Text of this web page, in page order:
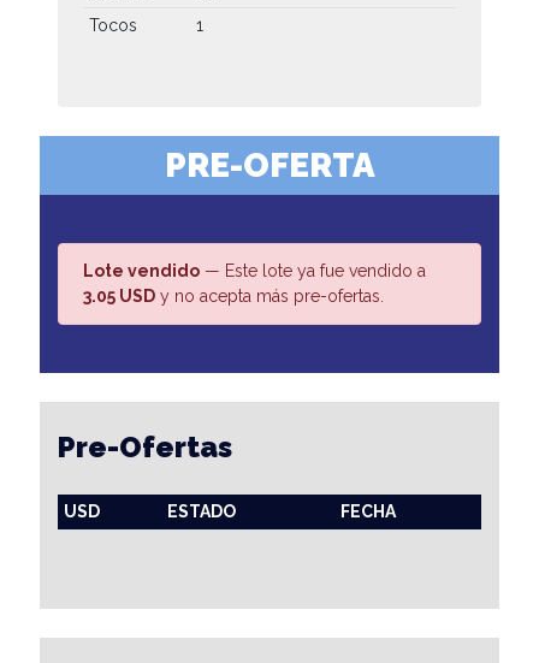
Tocos
1
PRE-OFERTA
Lote vendido — Este lote ya fue vendido a
3.05 USD y no acepta más pre-ofertas.
Pre-Ofertas
USD ESTADO FECHA